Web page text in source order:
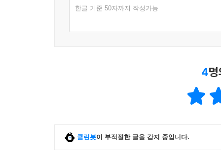
한글 기준 50자까지 작성가능
4
클린봇이 부적절한 글을 감지 중입니다.